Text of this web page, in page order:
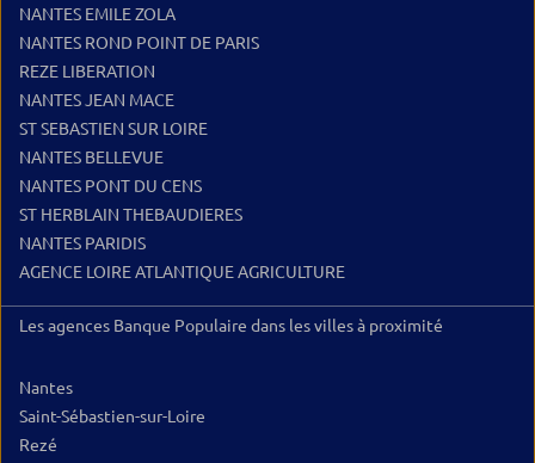
NANTES EMILE ZOLA
NANTES ROND POINT DE PARIS
REZE LIBERATION
NANTES JEAN MACE
ST SEBASTIEN SUR LOIRE
NANTES BELLEVUE
NANTES PONT DU CENS
ST HERBLAIN THEBAUDIERES
NANTES PARIDIS
AGENCE LOIRE ATLANTIQUE AGRICULTURE
Les agences Banque Populaire dans les villes à proximité
Nantes
Saint-Sébastien-sur-Loire
Rezé